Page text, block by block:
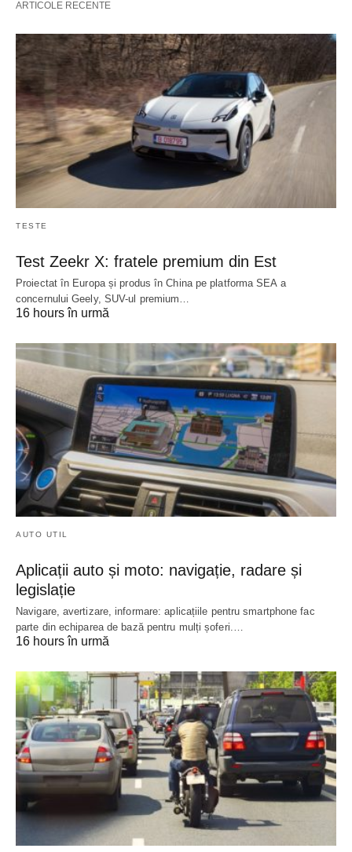
ARTICOLE RECENTE
TESTE
Test Zeekr X: fratele premium din Est
Proiectat în Europa și produs în China pe platforma SEA a
concernului Geely, SUV-ul premium…
16 hours în urmă
AUTO UTIL
Aplicații auto și moto: navigație, radare și
legislație
Navigare, avertizare, informare: aplicațiile pentru smartphone fac
parte din echiparea de bază pentru mulți șoferi.…
16 hours în urmă